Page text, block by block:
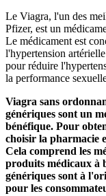
Le Viagra, l'un des
Pfizer, est un
Le médicament est
l'hypertension
pour réduire
la performance
Viagra sans
génériques sont un
bénéfique. Pour
choisir la pharmacie
Cela comprend les
produits médicaux à
génériques sont à
pour les